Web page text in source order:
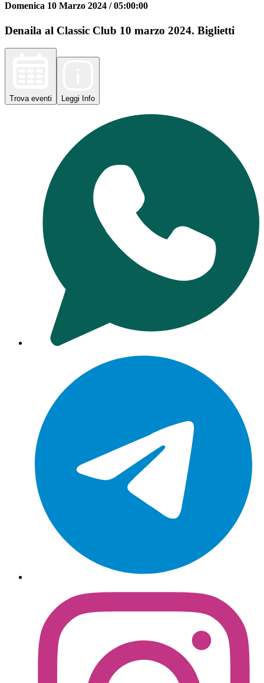
Domenica 10 Marzo 2024 /05:00:00
Denaila al Classic Club 10 marzo 2024. Biglietti
Trova eventi Leggi Info